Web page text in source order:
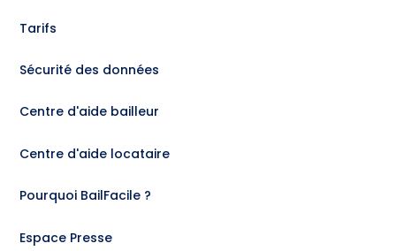
Tarifs
Sécurité des données
Centre d'aide bailleur
Centre d'aide locataire
Pourquoi BailFacile ?
Espace Presse